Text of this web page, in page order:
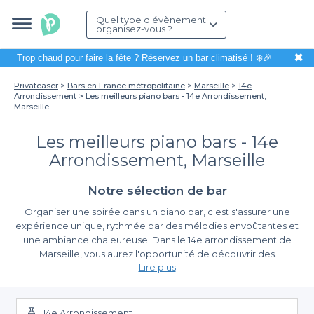
Quel type d'évènement
organisez-vous ?
Trop chaud pour faire la fête ? Réservez un bar climatisé! ❄️🎉 ✖
Privateaser Bars en France métropolitaine Marseille
14e
Arrondissement
Les meilleurs piano bars - 14e Arrondissement,
Marseille
Les meilleurs piano bars - 14e
Arrondissement, Marseille
Notre sélection de bar
Organiser une soirée dans un piano bar, c'est s'assurer une
expérience unique, rythmée par des mélodies envoûtantes et
une ambiance chaleureuse. Dans le 14e arrondissement de
Marseille, vous aurez l'opportunité de découvrir des
établissements où la magie de la musique se mêle à la
anniversaire ou un événement d'entreprise, ces lieux offrent un
cadre idéal pour partager des moments mémorables.
La simplicité de réservation sur Privateaser
Lire plus